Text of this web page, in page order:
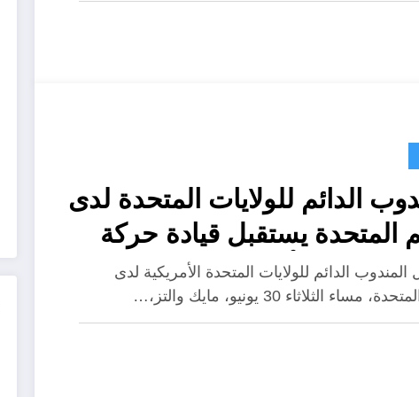
الدائم للولايات المتحدة لدى
المتحدة يستقبل قيادة حركة
من أجل السلام
المندوب الدائم للولايات المتحدة الأمريكية لدى
مساء الثلاثاء 30 يونيو، مايك والتز،…